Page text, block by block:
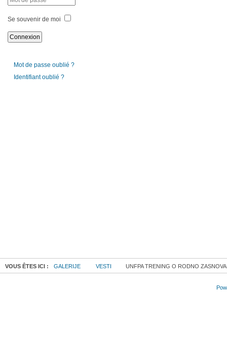
Se souvenir de moi
Mot de passe oublié ?
Identifiant oublié ?
VOUS ÊTES ICI : GALERIJE VESTI UNFPA TRENING O RODNO